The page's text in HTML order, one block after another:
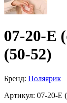
07-20-E
(50-52)
Бренд: Поляярик
Артикул: 07-20-E